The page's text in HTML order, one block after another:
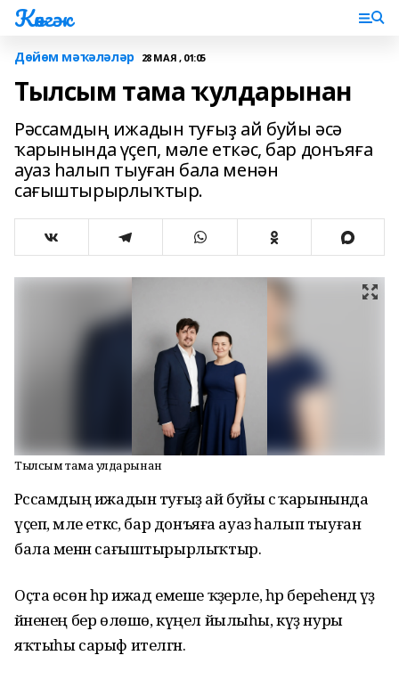
Көнгәк
Дөйөм мәҡәләләр 28 МАЯ , 01:05
Тылсым тама ҡулдарынан
Рәссамдың ижадын туғыҙ ай буйы әсә
ҡарынында үҫеп, мәле еткәс, бар донъяға
ауаз һалып тыуған бала менән
сағыштырырлыҡтыр.
Тылсым тама ҡулдарынан
Рәссамдың ижадын туғыҙ ай буйы әсә ҡарынында
үҫеп, мәле еткәс, бар донъяға ауаз һалып тыуған
бала менән сағыштырырлыҡтыр.
Оҫта өсөн һәр ижад емеше ҡәҙерле, һәр береһендә үҙ
йәненең бер өлөшө, күңел йылыһы, күҙ нуры
яҡтыһы сарыф ителгән.